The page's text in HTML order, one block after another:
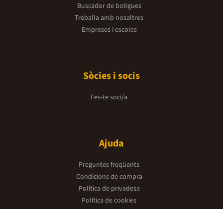
Buscador de botigues
Treballa amb nosaltres
Empreses i escoles
Sòcies i socis
Fes-te soci/a
Ajuda
Preguntes freqüents
Condicions de compra
Política de privadesa
Política de cookies